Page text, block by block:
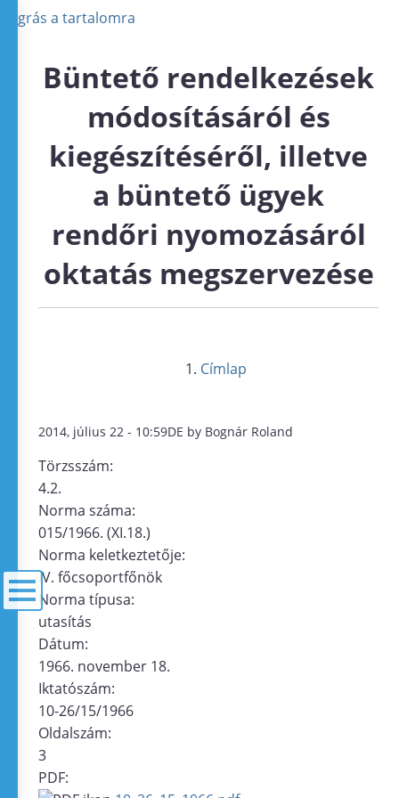
Ugrás a tartalomra
Büntető rendelkezések
módosításáról és
kiegészítéséről, illetve
a büntető ügyek
rendőri nyomozásáról
oktatás megszervezése
Címlap
2014, július 22 - 10:59DE by Bognár Roland
Törzsszám:
4.2.
Norma száma:
015/1966. (XI.18.)
Norma keletkeztetője:
IV. főcsoportfőnök
Norma típusa:
utasítás
Dátum:
1966. november 18.
Iktatószám:
10-26/15/1966
Oldalszám:
3
PDF: